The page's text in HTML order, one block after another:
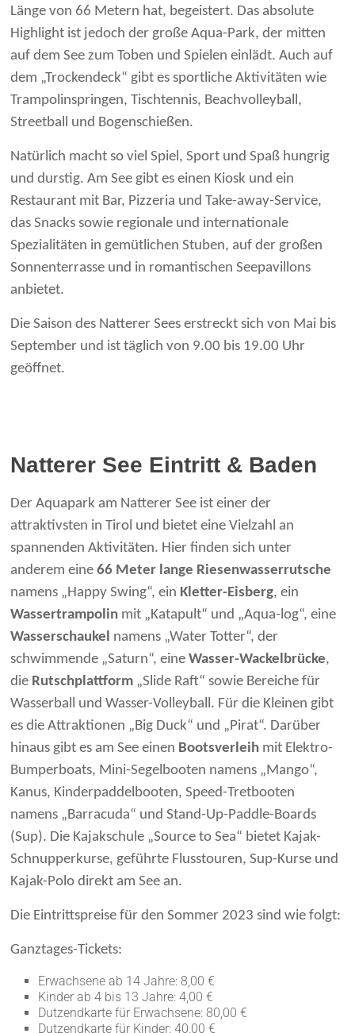
Länge von 66 Metern hat, begeistert. Das absolute
Highlight ist jedoch der große Aqua-Park, der mitten
auf dem See zum Toben und Spielen einlädt. Auch auf
dem „Trockendeck“ gibt es sportliche Aktivitäten wie
Trampolinspringen, Tischtennis, Beachvolleyball,
Streetball und Bogenschießen.
Natürlich macht so viel Spiel, Sport und Spaß hungrig
und durstig. Am See gibt es einen Kiosk und ein
Restaurant mit Bar, Pizzeria und Take-away-Service,
das Snacks sowie regionale und internationale
Spezialitäten in gemütlichen Stuben, auf der großen
Sonnenterrasse und in romantischen Seepavillons
anbietet.
Die Saison des Natterer Sees erstreckt sich von Mai bis
September und ist täglich von 9.00 bis 19.00 Uhr
geöffnet.
Natterer See Eintritt & Baden
Der Aquapark am Natterer See ist einer der
attraktivsten in Tirol und bietet eine Vielzahl an
spannenden Aktivitäten. Hier finden sich unter
anderem eine66 Meter lange Riesenwasserrutsche
namens „Happy Swing“, ein Kletter-Eisberg, ein
Wassertrampolin mit „Katapult“ und „Aqua-log“, eine
Wasserschaukel namens „Water Totter“, der
schwimmende „Saturn“, eineWasser-Wackelbrücke,
die Rutschplattform „Slide Raft“ sowie Bereiche für
Wasserball und Wasser-Volleyball. Für die Kleinen gibt
es die Attraktionen „Big Duck“ und „Pirat“. Darüber
hinaus gibt es am See einen Bootsverleih mit Elektro-
Bumperboats, Mini-Segelbooten namens „Mango“,
Kanus, Kinderpaddelbooten, Speed-Tretbooten
namens „Barracuda“ und Stand-Up-Paddle-Boards
(Sup). Die Kajakschule „Source to Sea“ bietet Kajak-
Schnupperkurse, geführte Flusstouren, Sup-Kurse und
Kajak-Polo direkt am See an.
Die Eintrittspreise für den Sommer 2023 sind wie folgt:
Ganztages-Tickets:
Erwachsene ab 14 Jahre: 8,00 €
Kinder ab 4 bis 13 Jahre: 4,00 €
Dutzendkarte für Erwachsene: 80,00 €
Dutzendkarte für Kinder: 40,00 €